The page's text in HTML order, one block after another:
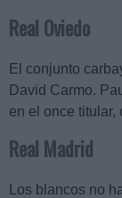
Real Oviedo
El conjunto
David Carmo.
en el once titular,
Real Madrid
Los blancos no